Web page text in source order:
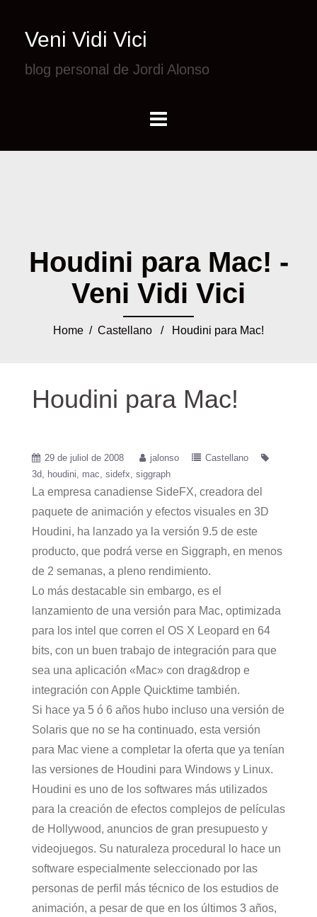
Veni Vidi Vici
blog personal de Jordi Alonso
Houdini para Mac! -
Veni Vidi Vici
Home / Castellano / Houdini para Mac!
Houdini para Mac!
29 de juliol de 2008 jalonso
Castellano
3d
houdini mac sidefx siggraph
La empresa canadiense SideFX, creadora del
paquete de animación y efectos visuales en 3D
Houdini, ha lanzado ya la versión 9.5 de este
producto, que podrá verse en Siggraph, en menos
de 2 semanas, a pleno rendimiento.
Lo más destacable sin embargo, es el
lanzamiento de una versión para Mac, optimizada
para los intel que corren el OS X Leopard en 64
bits, con un buen trabajo de integración para que
sea una aplicación «Mac» con drag&drop e
integración con Apple Quicktime también.
Si hace ya 5 ó 6 años hubo incluso una versión de
Solaris que no se ha continuado, esta versión
para Mac viene a completar la oferta que ya tenían
las versiones de Houdini para Windows y Linux.
Houdini es uno de los softwares más utilizados
para la creación de efectos complejos de películas
de Hollywood, anuncios de gran presupuesto y
videojuegos. Su naturaleza procedural lo hace un
software especialmente seleccionado por las
personas de perfil más técnico de los estudios de
animación, a pesar de que en los últimos 3 años,